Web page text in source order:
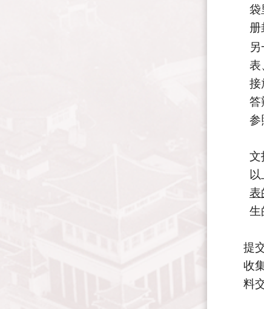
袋
另
表
接
答
参
文
表
生
提
收
料